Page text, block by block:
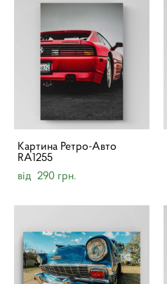
Картина Ретро-Авто
RA1255
від 290 грн.